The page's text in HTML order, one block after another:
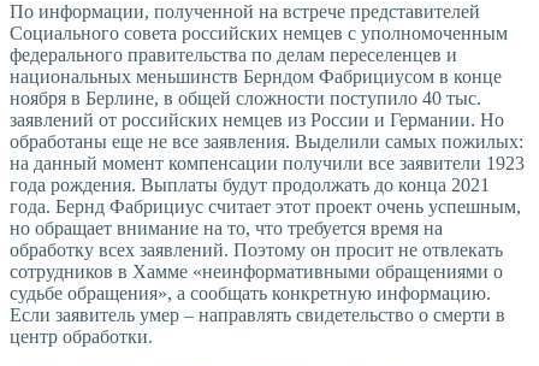
По информации, полученной на встрече представителей
Социального совета российских немцев с уполномоченным
федерального правительства по делам переселенцев и
национальных меньшинств Берндом Фабрициусом в конце
ноября в Берлине, в общей сложности поступило 40 тыс.
заявлений от российских немцев из России и Германии. Но
обработаны еще не все заявления. Выделили самых пожилых:
на данный момент компенсации получили все заявители 1923
года рождения. Выплаты будут продолжать до конца 2021
года. Бернд Фабрициус считает этот проект очень успешным,
но обращает внимание на то, что требуется время на
обработку всех заявлений. Поэтому он просит не отвлекать
сотрудников в Хамме «неинформативными обращениями о
судьбе обращения», а сообщать конкретную информацию.
Если заявитель умер – направлять свидетельство о смерти в
центр обработки.